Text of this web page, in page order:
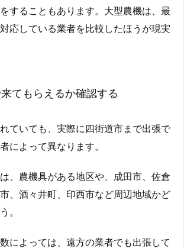
することもあります。大型農機は、最
応している業者を比較したほうが現実
てもらえるか確認する
ていても、実際に四街道市まで出張で
によって異なります。
、農機具がある地区や、成田市、佐倉
、酒々井町、印西市など周辺地域かど
。
によっては、遠方の業者でも出張して